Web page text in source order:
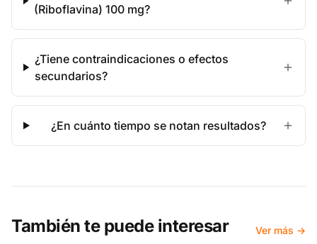
(Riboflavina) 100 mg?
¿Tiene contraindicaciones o efectos
secundarios?
¿En cuánto tiempo se notan resultados?
También te puede interesar Ver más →